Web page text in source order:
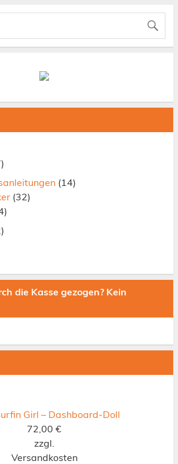
(14)
(32)
die Kasse gezogen? Kein
Girl – Dashboard-Doll
72,00 €
zzgl.
Versandkosten